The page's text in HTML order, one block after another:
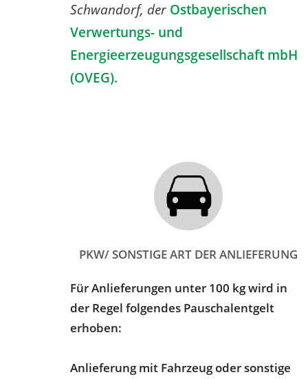
Schwandorf, der Ostbayerischen
Verwertungs- und
Energieerzeugungsgesellschaft mbH
(OVEG).
PKW/ SONSTIGE ART DER ANLIEFERUNG
Für Anlieferungen unter 100 kg wird in
der Regel folgendes Pauschalentgelt
erhoben:
Anlieferung mit Fahrzeug oder sonstige